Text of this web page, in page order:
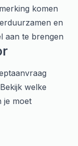
komen
en
aan te brengen
Bekijk welke
je moet